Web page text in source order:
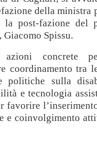
della ministra
la post-fazione del
Giacomo Spissu.
concrete
coordinamento tra
politiche sulla
e tecnologia
favorire
e coinvolgimento